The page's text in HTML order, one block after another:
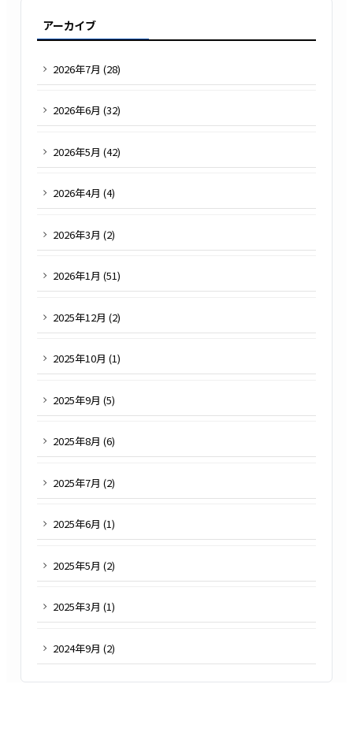
アーカイブ
2026年7月 (28)
2026年6月 (32)
2026年5月 (42)
2026年4月 (4)
2026年3月 (2)
2026年1月 (51)
2025年12月 (2)
2025年10月 (1)
2025年9月 (5)
2025年8月 (6)
2025年7月 (2)
2025年6月 (1)
2025年5月 (2)
2025年3月 (1)
2024年9月 (2)